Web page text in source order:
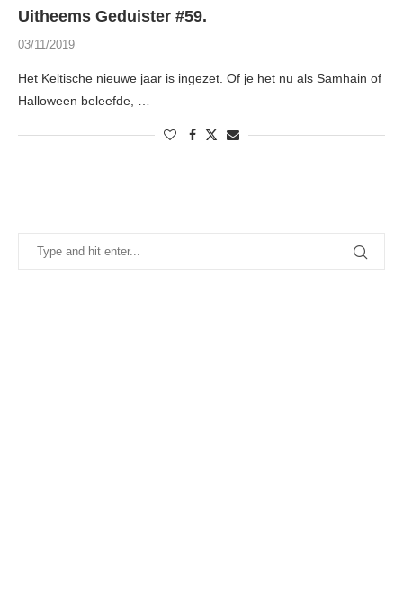
Uitheems Geduister #59.
03/11/2019
Het Keltische nieuwe jaar is ingezet. Of je het nu als Samhain of
Halloween beleefde, …